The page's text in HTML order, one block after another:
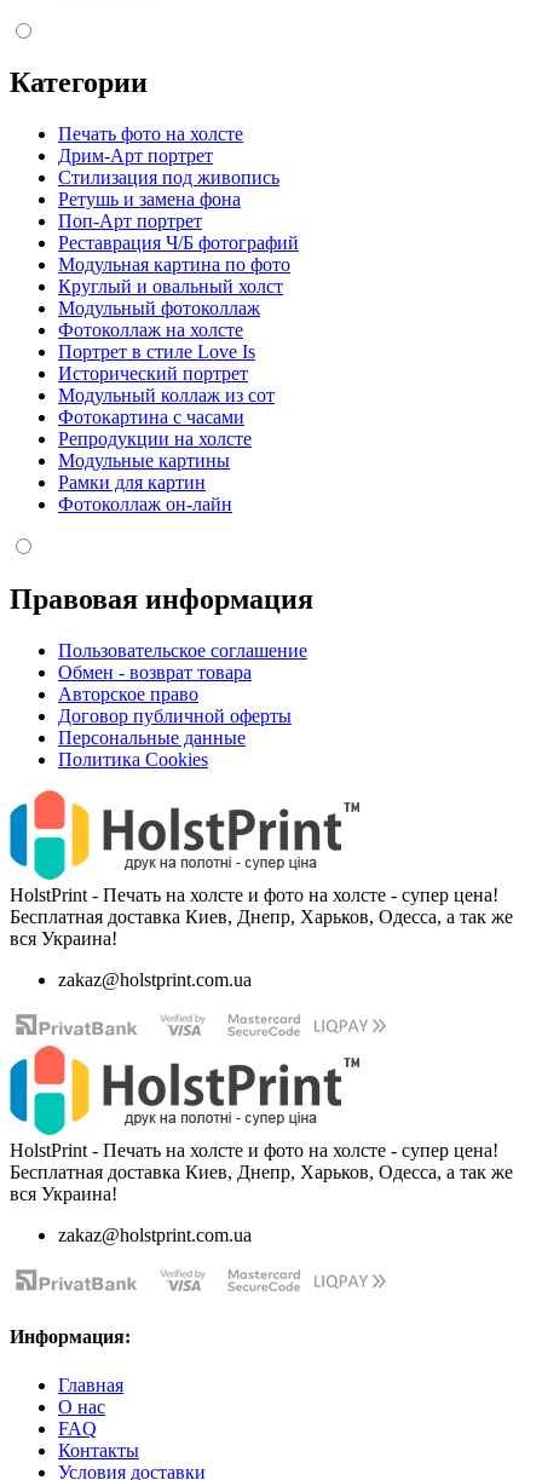
Категории
Печать фото на холсте
Дрим-Арт портрет
Стилизация под живопись
Ретушь и замена фона
Поп-Арт портрет
Реставрация Ч/Б фотографий
Модульная картина по фото
Круглый и овальный холст
Модульный фотоколлаж
Фотоколлаж на холсте
Портрет в стиле Love Is
Исторический портрет
Модульный коллаж из сот
Фотокартина с часами
Репродукции на холсте
Модульные картины
Рамки для картин
Фотоколлаж он-лайн
Правовая информация
Пользовательское соглашение
Обмен - возврат товара
Авторское право
Договор публичной оферты
Персональные данные
Политика Cookies
HolstPrint - Печать на холсте и фото на холсте - супер цена!
Бесплатная доставка Киев, Днепр, Харьков, Одесса, а так же
вся Украина!
zakaz@holstprint.com.ua
HolstPrint - Печать на холсте и фото на холсте - супер цена!
Бесплатная доставка Киев, Днепр, Харьков, Одесса, а так же
вся Украина!
zakaz@holstprint.com.ua
Информация:
Главная
О нас
FAQ
Контакты
Условия доставки